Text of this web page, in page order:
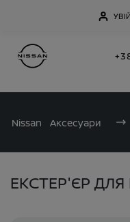
Nissan Аксесуари
ЕКСТЕР'ЄР ДЛЯ